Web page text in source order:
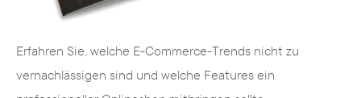
Erfahren Sie, welche E-Commerce-Trends nicht zu
vernachlässigen sind und welche Features ein